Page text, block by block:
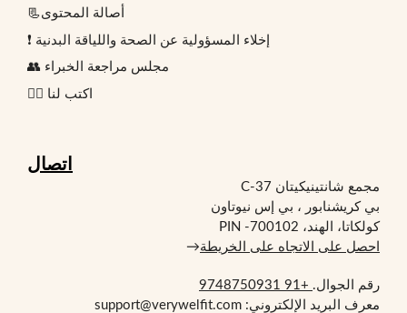
📃أصالة المحتوى
❗ إخلاء المسؤولية عن الصحة واللياقة البدنية
👥 مجلس مراجعة الخبراء
✍🏻 اكتب لنا
اتصال
مجمع شانتينيكيتان C-37
بي كريشنابور ، بي إس نيوتاون
كولكاتا، الهند، PIN -700102
احصل على الاتجاه على الخريطة→
رقم الجوال. +91 9748750931
معرف البريد الإلكتروني: support@verywelfit.com